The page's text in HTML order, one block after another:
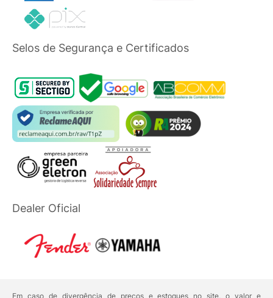
Selos de Segurança e Certificados
Dealer Oficial
Em caso de divergência de preços e estoques no site, o valor e